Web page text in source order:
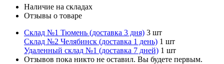
Наличие на складах
Отзывы о товаре
Склад №1 Тюмень (доставка 3 дня) 3 шт
Склад №2 Челябинск (доставка 1 день) 1 шт
Удаленный склад №1 (доставка 7 дней) 1 шт
Отзывов пока никто не оставил. Вы будете первым.